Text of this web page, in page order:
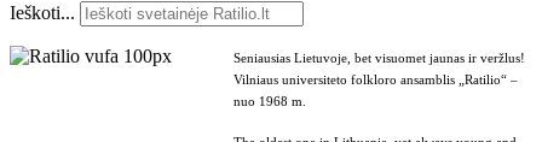
Ieškoti...
Seniausias Lietuvoje, bet visuomet jaunas ir veržlus!
Vilniaus universiteto folkloro ansamblis „Ratilio“ –
nuo 1968 m.